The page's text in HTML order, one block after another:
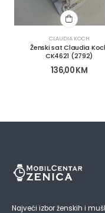
CLAUDIA KOCH
Ženski sat Claudia
CK4621 (2792)
136,00KM
Najveći izbor ženskih i